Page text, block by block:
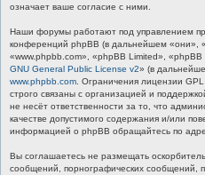
означает ваше согласие с ними.
Наши форумы работают под управлением
конференций phpBB (в дальнейшем «они»,
«www.phpbb.com», «phpBB Limited»,
GNU General Public License v2» (в
www.phpbb.com . Ограничения лицензии
строго связаны с организацией и
не несёт ответственности за то, что
качестве допустимого содержания и/или
информацией о phpBB обращайтесь по
Вы соглашаетесь не размещать
сообщений, порнографических сообщений,